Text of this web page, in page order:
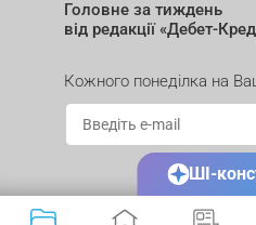
Головне за тиждень
від редакції «Дебет-
Кожного понеділка на
ШІ-